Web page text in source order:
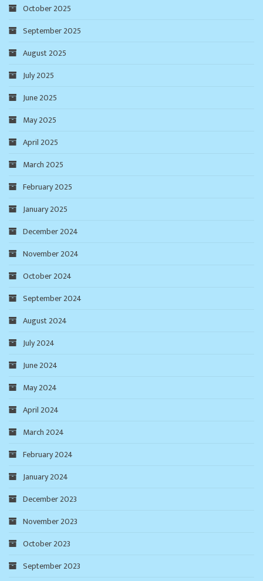
October 2025
September 2025
August 2025
July 2025
June 2025
May 2025
April 2025
March 2025
February 2025
January 2025
December 2024
November 2024
October 2024
September 2024
August 2024
July 2024
June 2024
May 2024
April 2024
March 2024
February 2024
January 2024
December 2023
November 2023
October 2023
September 2023